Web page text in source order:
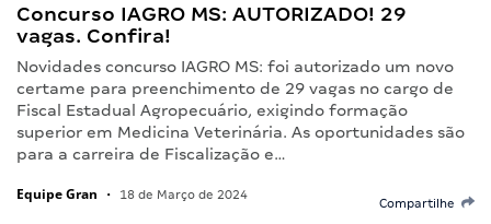
Concurso IAGRO MS: AUTORIZADO! 29
vagas. Confira!
Novidades concurso IAGRO MS: foi autorizado um novo
certame para preenchimento de 29 vagas no cargo de
Fiscal Estadual Agropecuário, exigindo formação
superior em Medicina Veterinária. As oportunidades são
para a carreira de Fiscalização e…
Equipe Gran • 18 de Março de 2024
Compartilhe